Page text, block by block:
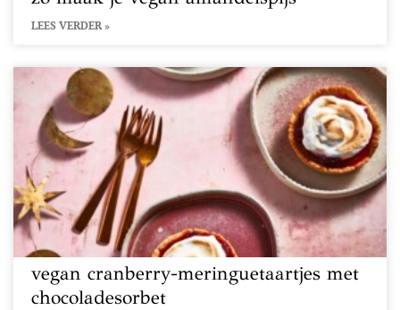
LEES VERDER »
vegan cranberry-meringuetaartjes met
chocoladesorbet